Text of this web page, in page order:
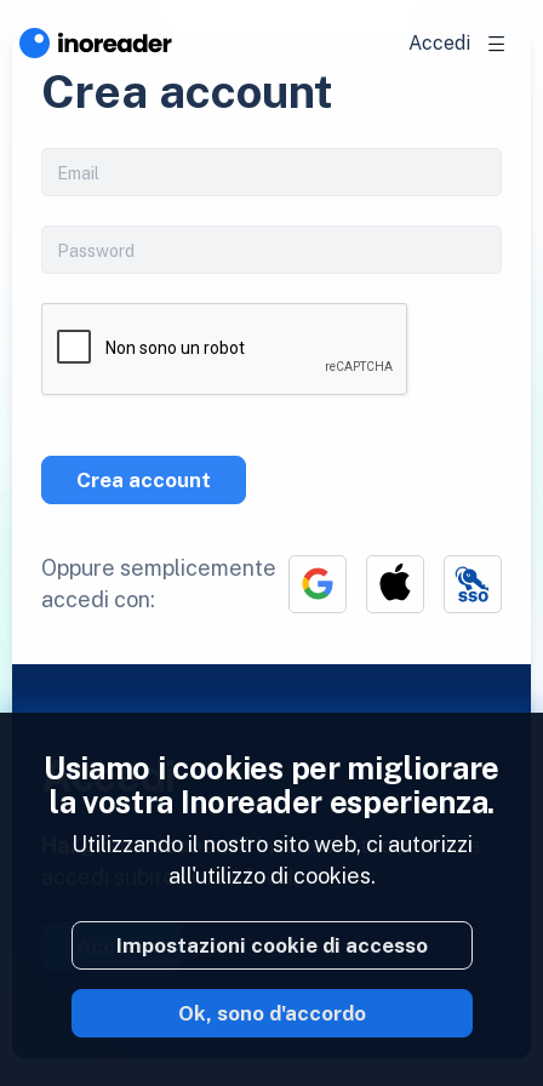
Accedi
Crea account
Crea account
Oppure semplicemente
accedi con:
Accedi
Hai già un account?Inserisci il tuo profilo e
accedi subito ai tuoi feed.
Accedi
2023 © Inoreader
Usiamo i cookies per migliorare
la vostra Inoreader esperienza.
Utilizzando il nostro sito web, ci autorizzi
all'utilizzo di cookies.
Impostazioni cookie di accesso
Ok, sono d'accordo